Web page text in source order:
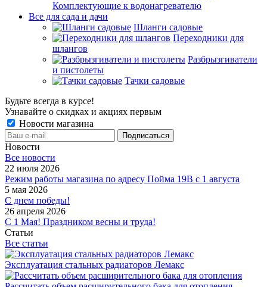
Комплектующие к водонагревателю
Все для сада и дачи
Шланги садовые
Переходники для
шлангов
Разбрызгиватели
и пистолеты
Тачки садовые
Будьте всегда в курсе!
Узнавайте о скидках и акциях первым
Новости магазина
Новости
Все новости
22 июля 2026
Режим работы магазина по адресу Пойма 19В с 1 августа
5 мая 2026
С днем победы!
26 апреля 2026
С 1 Мая! Праздником весны и труда!
Статьи
Все статьи
Эксплуатация стальных радиаторов Лемакс